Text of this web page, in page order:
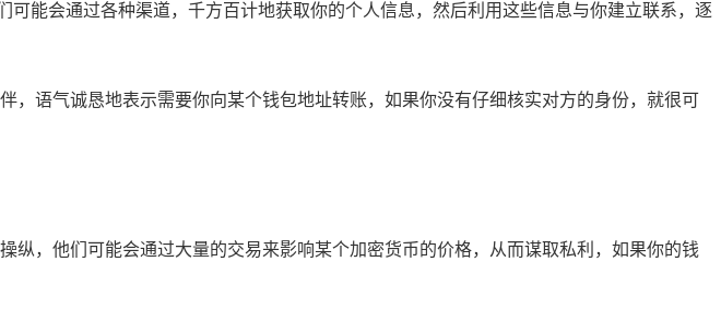
能会通过各种渠道，千方百计地获取你的个人信息，然后利用这些信息与你建立联系，逐
语气诚恳地表示需要你向某个钱包地址转账，如果你没有仔细核实对方的身份，就很可
，他们可能会通过大量的交易来影响某个加密货币的价格，从而谋取私利，如果你的钱